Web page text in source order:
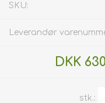
SKU:
Leverandør
DKK
stk.: